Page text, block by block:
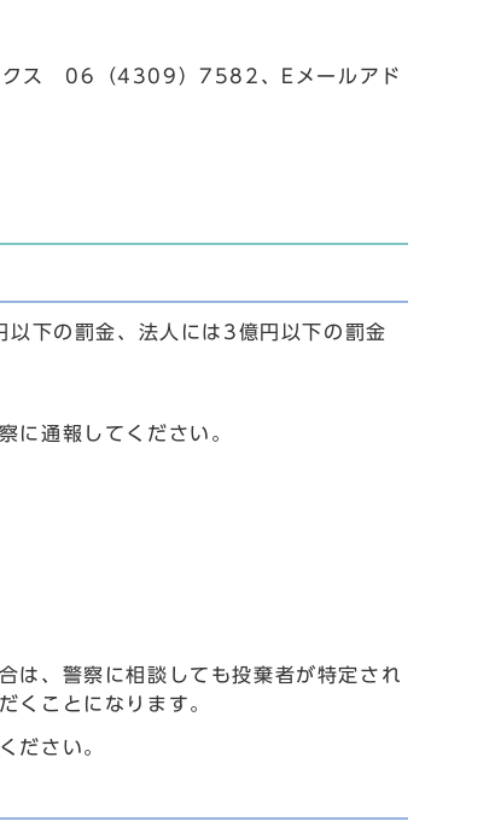
クス 06（4309）7582、Eメールアド
下の罰金、法人には3億円以下の罰金
に通報してください。
は、警察に相談しても投棄者が特定され
くことになります。
ださい。